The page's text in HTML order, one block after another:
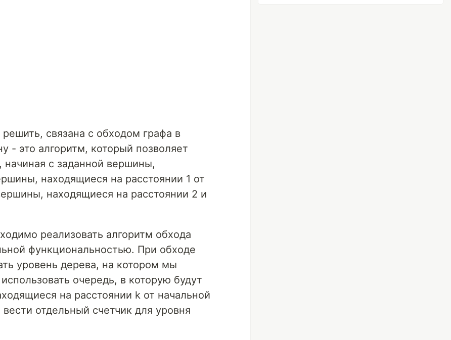
связана с обходом графа в
- это алгоритм, который позволяет
с заданной вершины,
находящиеся на расстоянии 1 от
находящиеся на расстоянии 2 и
реализовать алгоритм обхода
функциональностью. При обходе
уровень дерева, на котором мы
очередь, в которую будут
на расстоянии k от начальной
отдельный счетчик для уровня